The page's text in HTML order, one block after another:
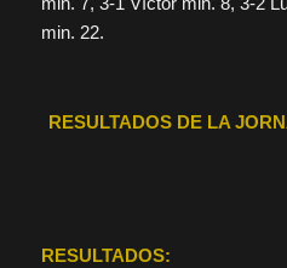
min. 22.
RESULTADOS DE LA
RESULTADOS: